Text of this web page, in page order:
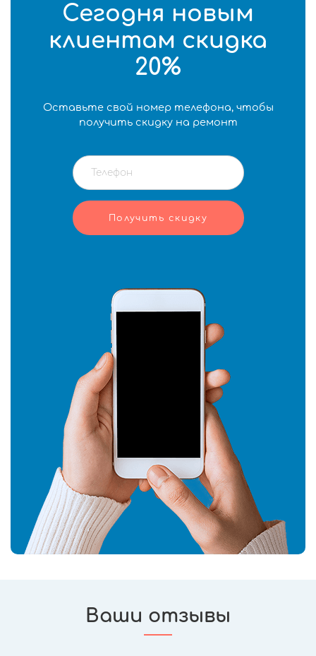
Сегодня новым
клиентам скидка
20%
Оставьте свой номер телефона, чтобы
получить скидку на ремонт
Ваши отзывы